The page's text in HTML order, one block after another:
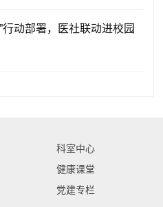
行动部署，医社联动进校园
科室中心
健康课堂
党建专栏